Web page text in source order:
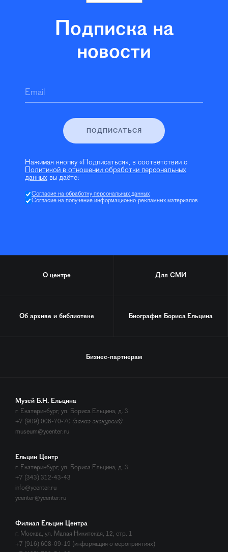
Подписка на
новости
Email
ПОДПИСАТЬСЯ
Нажимая кнопку «Подписаться», в соответствии с
Политикой в отношении обработки персональных
данных вы даёте:
Согласие на обработку персональных данных
Согласие на получение информационно-рекламных материалов
О центре Для СМИ
Об архиве и библиотеке Биография Бориса Ельцина
Бизнес-партнерам
Музей Б.Н. Ельцина
г. Екатеринбург, ул. Бориса Ельцина, д. 3
+7 (909) 006-70-70 (заказ экскурсий)
museum@ycenter.ru
Ельцин Центр
г. Екатеринбург, ул. Бориса Ельцина, д. 3
+7 (343) 312-43-43
info@ycenter.ru
ycenter@ycenter.ru
Филиал Ельцин Центра
г. Москва, ул. Малая Никитская, 12, стр. 1
+7 (916) 608-09-19 (информация о мероприятиях)